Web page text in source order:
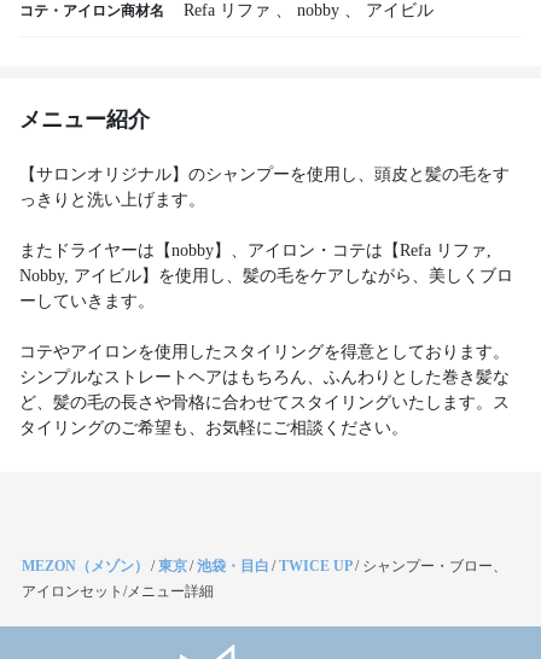
コテ・アイロン商材名 Refa リファ 、 nobby 、 アイビル
メニュー紹介
【サロンオリジナル】のシャンプーを使用し、頭皮と髪の毛をす
っきりと洗い上げます。
またドライヤーは【nobby】、アイロン・コテは【Refa リファ,
Nobby, アイビル】を使用し、髪の毛をケアしながら、美しくブロ
ーしていきます。
コテやアイロンを使用したスタイリングを得意としております。
シンプルなストレートヘアはもちろん、ふんわりとした巻き髪な
ど、髪の毛の長さや骨格に合わせてスタイリングいたします。ス
タイリングのご希望も、お気軽にご相談ください。
MEZON（メゾン） /東京/池袋・目白 /TWICE UP/ シャンプー・ブロー、
アイロンセット/メニュー詳細